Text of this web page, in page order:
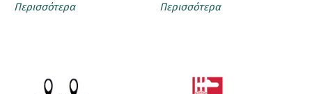
Περισσότερα Περισσότερα